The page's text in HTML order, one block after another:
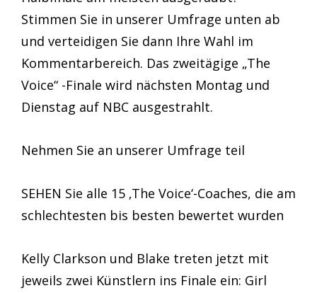
Stimmen Sie in unserer Umfrage unten ab
und verteidigen Sie dann Ihre Wahl im
Kommentarbereich. Das zweitägige „The
Voice“ -Finale wird nächsten Montag und
Dienstag auf NBC ausgestrahlt.
Nehmen Sie an unserer Umfrage teil
SEHEN Sie alle 15 ‚The Voice‘-Coaches, die am
schlechtesten bis besten bewertet wurden
Kelly Clarkson und Blake treten jetzt mit
jeweils zwei Künstlern ins Finale ein: Girl